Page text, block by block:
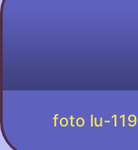
foto lu-119